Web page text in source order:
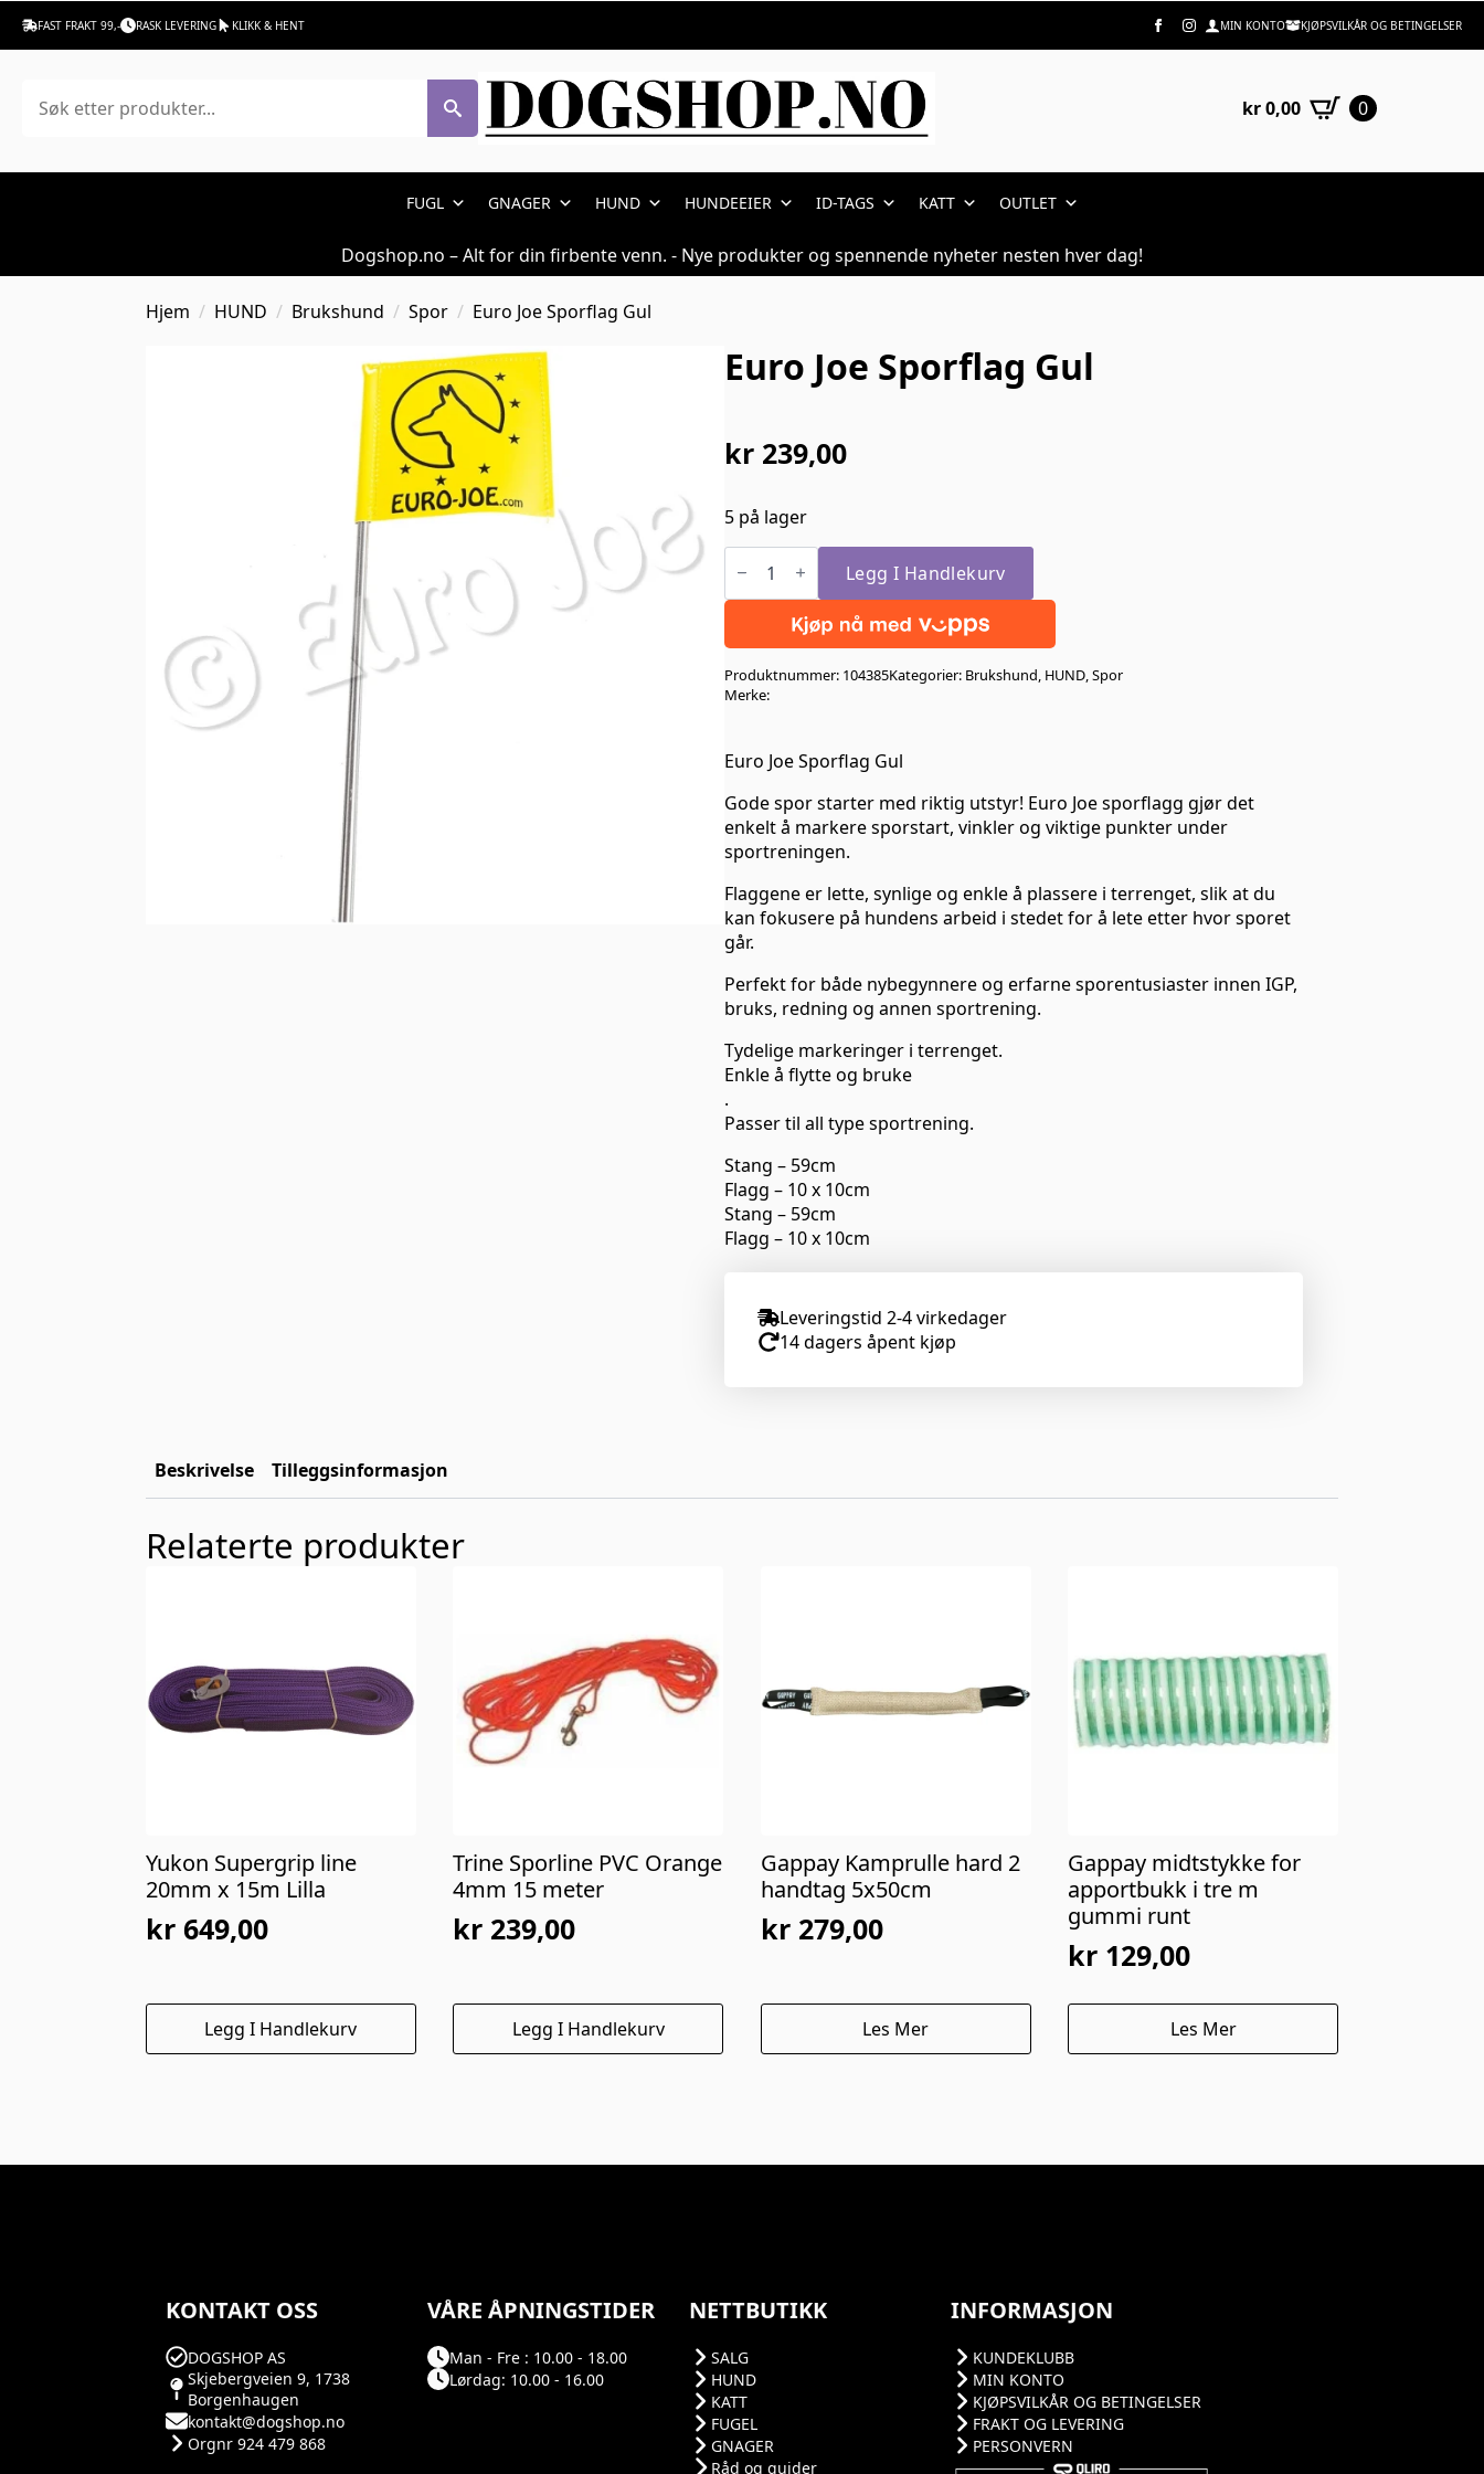
FAST FRAKT 99,- RASK LEVERING KLIKK & HENT MIN KONTO KJØPSVILKÅR OG BETINGELSER
kr0,00 0
FUGL GNAGER HUND HUNDEEIER ID-TAGS KATT OUTLET
Dogshop.no – Alt for din firbente venn. - Nye produkter og spennende nyheter nesten hver dag!
Hjem HUND Brukshund Spor Euro Joe Sporflag Gul
Euro Joe Sporflag Gul
kr 239,00
5 på lager
Euro
Joe
Gul
Legg I Handlekurv
Produktnummer: 104385Kategorier: Brukshund, HUND,Spor
Merke:
Euro Joe Sporflag Gul
Gode spor starter med riktig utstyr! Euro Joe sporflagg gjør det
enkelt å markere sporstart, vinkler og viktige punkter under
sportreningen.
Flaggene er lette, synlige og enkle å plassere i terrenget, slik at du
kan fokusere på hundens arbeid i stedet for å lete etter hvor sporet
går.
Perfekt for både nybegynnere og erfarne sporentusiaster innen IGP,
bruks, redning og annen sportrening.
Tydelige markeringer i terrenget.
Enkle å flytte og bruke
.
Passer til all type sportrening.
Stang – 59cm
Flagg – 10 x 10cm
Stang – 59cm
Flagg – 10 x 10cm
Leveringstid 2-4 virkedager
14 dagers åpent kjøp
Beskrivelse Tilleggsinformasjon
Relaterte produkter
Yukon Supergrip line
20mm x 15m Lilla
kr 649,00
Legg I Handlekurv
Trine Sporline PVC Orange
4mm 15 meter
kr 239,00
Legg I Handlekurv
Gappay Kamprulle hard 2
handtag 5x50cm
kr279,00
Les Mer
Gappay midtstykke for
apportbukk i tre m
gummi runt
kr 129,00
Les Mer
KONTAKT OSS
DOGSHOP AS
Skjebergveien 9, 1738
Borgenhaugen
kontakt@dogshop.no
Orgnr 924 479 868
VÅRE ÅPNINGSTIDER
Man - Fre : 10.00 - 18.00
Lørdag: 10.00 - 16.00
NETTBUTIKK
SALG
HUND
KATT
FUGEL
GNAGER
Råd og guider
INFORMASJON
KUNDEKLUBB
MIN KONTO
KJØPSVILKÅR OG BETINGELSER
FRAKT OG LEVERING
PERSONVERN